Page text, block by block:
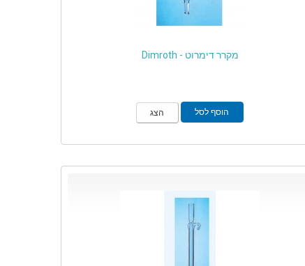
מקרר דימרוט - Dimroth
הוסף לסל הצג